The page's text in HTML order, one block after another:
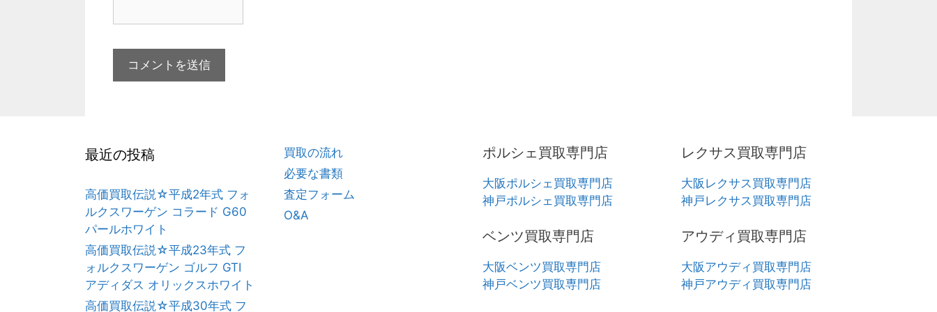
最近の投稿
高価買取伝説☆平成2年式 フォ
ルクスワーゲン コラード G60
パールホワイト
高価買取伝説☆平成23年式 フ
ォルクスワーゲン ゴルフ GTI
アディダス オリックスホワイト
高価買取伝説☆平成30年式 フ
買取の流れ
必要な書類
査定フォーム
O&A
ポルシェ買取専門店
大阪ポルシェ買取専門店
神戸ポルシェ買取専門店
ベンツ買取専門店
大阪ベンツ買取専門店
神戸ベンツ買取専門店
レクサス買取専門店
大阪レクサス買取専門店
神戸レクサス買取専門店
アウディ買取専門店
大阪アウディ買取専門店
神戸アウディ買取専門店